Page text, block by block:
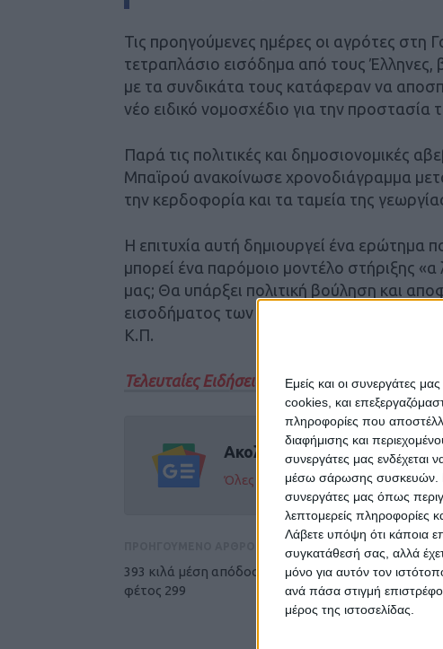
Εμείς και οι συνεργάτες
cookies, και
πληροφορίες που
διαφήμισης και
συνεργάτες μας ενδέχεται
μέσω σάρωσης συσκευών.
συνεργάτες μας όπως
λεπτομερείς πληροφορίες
Λάβετε υπόψη ότι κάποια
συγκατάθεσή σας, αλλά
μόνο για αυτόν τον
ανά πάσα στιγμή
μέρος της ιστοσελίδας.
Τις προηγούμενες ημέρες οι αγρότες στη
τετραπλάσιο εισόδημα από τους
με τα συνδικάτα τους κατάφεραν να
νέο ειδικό νομοσχέδιο για την προστασία
Παρά τις πολιτικές και δημοσιονομικές
Μπαϊρού ανακοίνωσε χρονοδιάγραμμα
την κερδοφορία και τα ταμεία της
Η επιτυχία αυτή δημιουργεί ένα ερώτημα
μπορεί ένα παρόμοιο μοντέλο στήριξης
μας; Θα υπάρξει πολιτική βούληση και
εισοδήματος των παραγωγών, οι οποίοι
Κ.Π.
Τελευταίες Ειδήσεις Σήμερα
Ακολούθησε την
Όλες οι εξελίξεις στην περιοχή
393 κιλά μέση απόδοση το 2023, πέρυσι 143,
φέτος 299